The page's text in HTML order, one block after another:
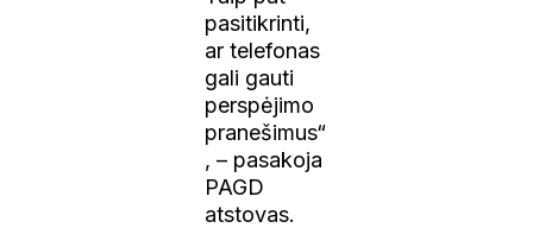
pasitikrinti,
ar telefonas
gali gauti
perspėjimo
pranešimus“
, – pasakoja
PAGD
atstovas.